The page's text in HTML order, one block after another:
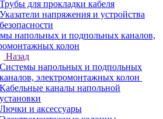
Трубы для прокладки кабеля
Указатели напряжения и устройства
безопасности
напольных и подпольных каналов,
колон
Назад
Системы напольных и подпольных
каналов, электромонтажных колон
Кабельные каналы напольной
установки
Лючки и аксессуары